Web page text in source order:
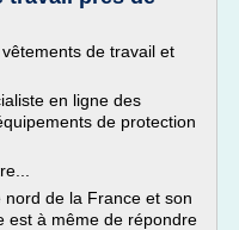
de travail et
en ligne des
de protection
de la France et son
est à même de répondre